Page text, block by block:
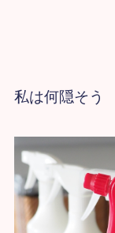
私は何隠そう